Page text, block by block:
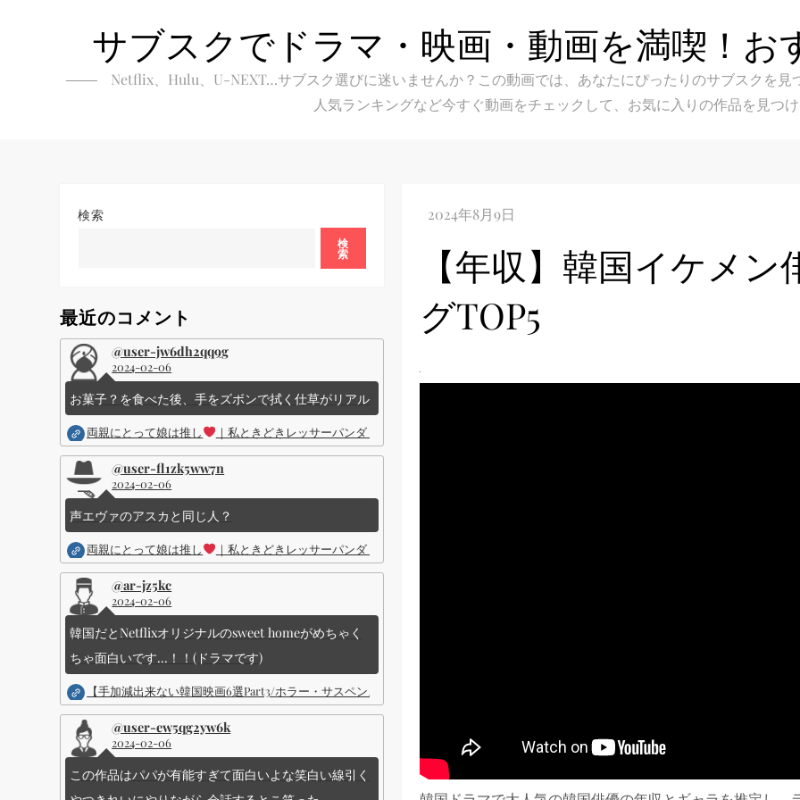
サブスクでドラマ・映画・動画を満喫！お
Netflix、Hulu、U-NEXT…サブスク選びに迷いませんか？この動画では、あなたにぴったりのサブスクを見
人気ランキングなど今すぐ動画をチェックして、お気に入りの作品を見つけ
【年収】韓国イケメ
グTOP5
検索
検
索
最近のコメント
@user-jw6dh2qq9g
2024-02-06
お菓子？を食べた後、手をズボンで拭く仕草がリアル
両親にとって娘は推し ｜私ときどきレッサーパンダ ｜Disney (ディズニープラス）
@user-fl1zk5ww7n
2024-02-06
声エヴァのアスカと同じ人？
両親にとって娘は推し ｜私ときどきレッサーパンダ ｜Disney (ディズニープラス）
@ar-jz5kc
2024-02-06
韓国だとNetflixオリジナルのsweet homeがめちゃく
ちゃ面白いです...！！(ドラマです)
【手加減出来ない韓国映画6選Part3/ホラー・サスペンス・ノワール】韓国至上の《最凶の悪》が登場する韓国映画。
@user-ew5qg2yw6k
2024-02-06
この作品はパパが有能すぎて面白いよな笑白い線引く